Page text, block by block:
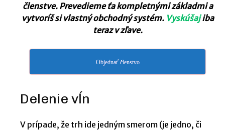
členstve. Prevedieme ťa kompletnými základmi a
vytvoríš si vlastný obchodný systém. Vyskúšajiba
teraz v zľave.
Objednať členstvo
Delenie vĺn
V prípade, že trh ide jedným smerom (je jedno, či